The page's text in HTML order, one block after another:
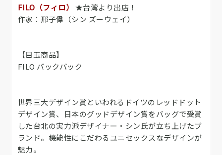
FILO（フィロ）
★台湾より出店！
作家：邢子偉（シン ズーウェイ）
【目玉商品】
FILO バックパック
世界三大デザイン賞といわれるドイツのレッドドット
デザイン賞、日本のグッドデザイン賞をバッグで受賞
した台北の実力派デザイナー・シン氏が立ち上げたブ
ランド。機能性にこだわるユニセックスなデザインが
魅力。